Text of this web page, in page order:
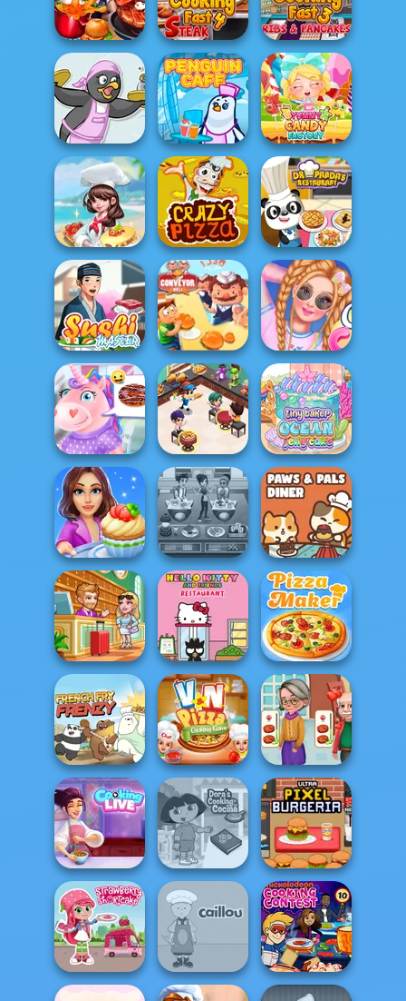
Papa's Burgeria Super Burger 2
Halloween
Cooking Fast
Cooking Fast 4
Steak
Cooking Fast 3:
Ribs and Panca...
Penguin Diner Penguin Cafe
Yummy Candy
Factory
Dream Chefs Crazy Pizza
Dr Panda
Restaurant
Sushi Master Conveyor Deli
Cotton Candy
Store
Unicorns
Donuteria
Cooking
Restaurant
Kitchen
Tiny Baker Ocean
Jelly Cake
Cooking Stories:
Fun Cafe
Cooking Cafe
Food Chef
Paws & Pals
Diner
Hotel Fever
Tycoon
Hello Kitty And
Friends Restau...
The Pizza Maker
French Fry Frenzy
V And N Pizza
Cooking Game
Cooking
Madness
Cooking Live: Be
a Chef&Cook
Dora Cooking in
la Cucina
Ultra Pixel
Burgeria